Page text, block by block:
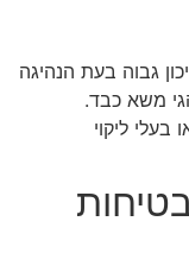
גבוה בעת הנהיגה
משא כבד.
ליקוי